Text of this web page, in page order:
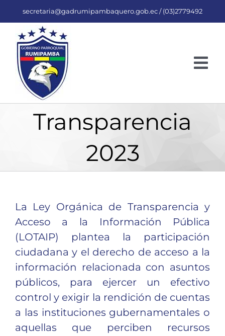
to
content
secretaria@gadrumipambaquero.gob.ec /(03)2779492
PARROQUIA
Gaceta
2019
2023
2024
Rendición de Cuentas
2021
2023
2024
Correo Institucional
2025
2024
2023
2021
Servicios Básicos
Vialidad
Salud
Socio Cultural
ACT. ECONÓMICA
Ferias locales
Agricultura
TURISMO
Atractivos Turisticos
Flora y Fauna
CONTACTO
Transparencia
2023
La Ley Orgánica de Transparencia y
Acceso a la Información Pública
(LOTAIP) plantea la participación
ciudadana y el derecho de acceso a la
información relacionada con asuntos
públicos, para ejercer un efectivo
control y exigir la rendición de cuentas
a las instituciones gubernamentales o
aquellas que perciben recursos